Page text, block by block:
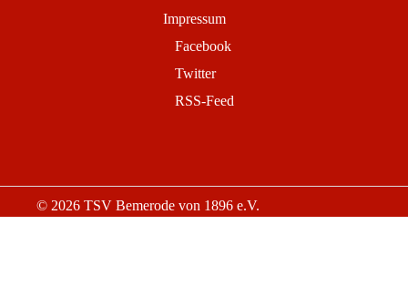
Impressum
Facebook
Twitter
RSS-Feed
© 2026 TSV Bemerode von 1896 e.V.